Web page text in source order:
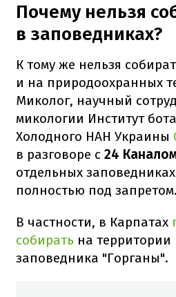
Почему нельзя
в заповедниках?
К тому же нельзя
и на природоохранных
Миколог, научный
микологии Институт
Холодного НАН Украины
в разговоре с 24
отдельных
полностью под запретом.
В частности, в Карпатах
собирать на
заповедника "Горганы".